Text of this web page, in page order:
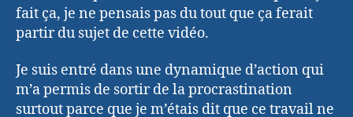
fait ça, je ne pensais pas du tout que ça ferait
partir du sujet de cette vidéo.
Je suis entré dans une dynamique d’action qui
m’a permis de sortir de la procrastination
surtout parce que je m’étais dit que ce travail ne